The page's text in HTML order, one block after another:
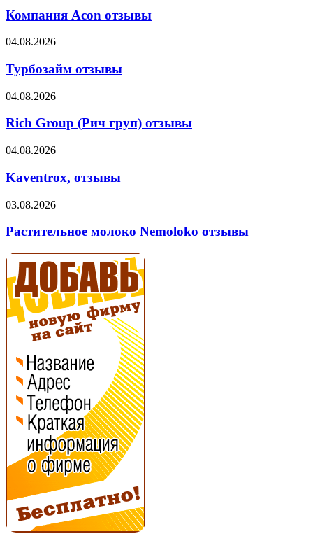
отзывы
отзывы
Компания Acon отзывы
Турбозайм
04.08.2026
Турбозайм отзывы
Rich
(Рич
отзывы
04.08.2026
Rich Group (Рич груп) отзывы
Kaventrox,
04.08.2026
Kaventrox, отзывы
Растительное
Nemoloko
03.08.2026
Растительное молоко Nemoloko отзывы